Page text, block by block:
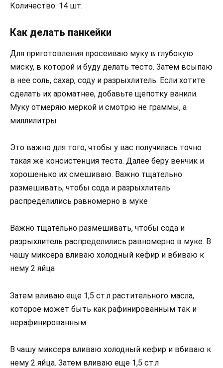
Количество: 14 шт.
Как делать панкейки
Для приготовления просеиваю муку в глубокую
миску, в которой и буду делать тесто. Затем всыпаю
в нее соль, сахар, соду и разрыхлитель. Если хотите
сделать их ароматнее, добавьте щепотку ванили.
Муку отмеряю меркой и смотрю не граммы, а
миллилитры
Это важно для того, чтобы у вас получилась точно
такая же консистенция теста. Далее беру венчик и
хорошенько их смешиваю. Важно тщательно
размешивать, чтобы сода и разрыхлитель
распределились равномерно в муке
Важно тщательно размешивать, чтобы сода и
разрыхлитель распределились равномерно в муке. В
чашу миксера вливаю холодный кефир и вбиваю к
нему 2 яйца
Затем вливаю еще 1,5 ст.л растительного масла,
которое может быть как рафинированным так и
нерафинированным
В чашу миксера вливаю холодный кефир и вбиваю к
нему 2 яйца. Затем вливаю еще 1,5 ст.л